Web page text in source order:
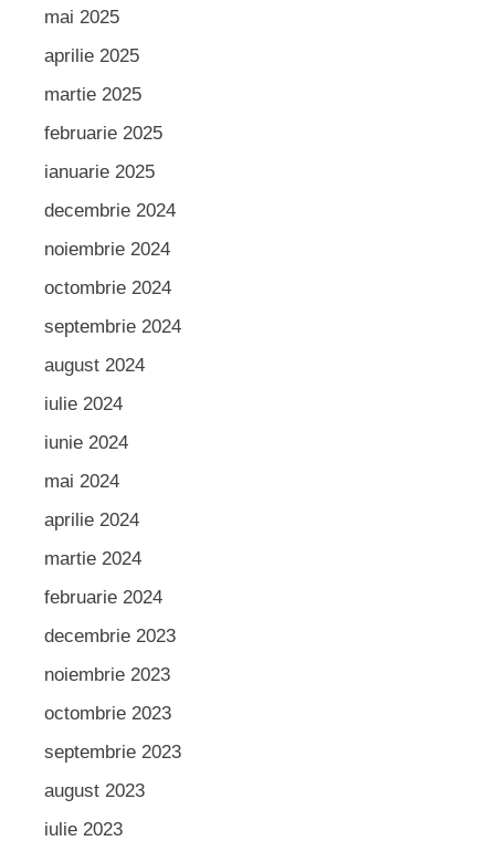
mai 2025
aprilie 2025
martie 2025
februarie 2025
ianuarie 2025
decembrie 2024
noiembrie 2024
octombrie 2024
septembrie 2024
august 2024
iulie 2024
iunie 2024
mai 2024
aprilie 2024
martie 2024
februarie 2024
decembrie 2023
noiembrie 2023
octombrie 2023
septembrie 2023
august 2023
iulie 2023